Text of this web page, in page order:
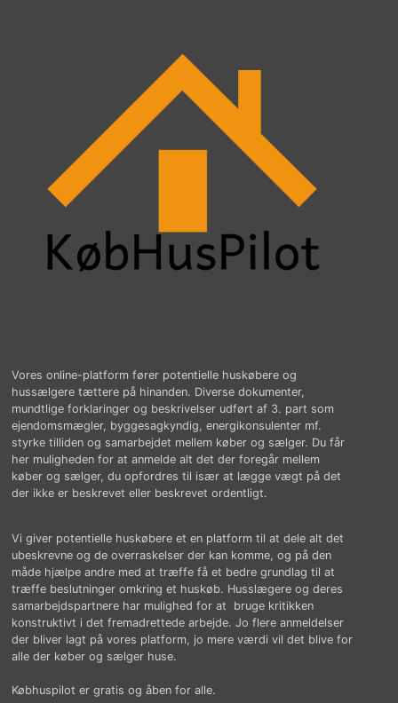
Vores online-platform fører potentielle huskøbere og
hussælgere tættere på hinanden. Diverse dokumenter,
mundtlige forklaringer og beskrivelser udført af 3. part som
ejendomsmægler, byggesagkyndig, energikonsulenter mf.
styrke tilliden og samarbejdet mellem køber og sælger. Du får
her muligheden for at anmelde alt det der foregår mellem
køber og sælger, du opfordres til især at lægge vægt på det
der ikke er beskrevet eller beskrevet ordentligt.
Vi giver potentielle huskøbere et en platform til at dele alt det
ubeskrevne og de overraskelser der kan komme, og på den
måde hjælpe andre med at træffe få et bedre grundlag til at
træffe beslutninger omkring et huskøb. Husslægere og deres
samarbejdspartnere har mulighed for at bruge kritikken
konstruktivt i det fremadrettede arbejde. Jo flere anmeldelser
der bliver lagt på vores platform, jo mere værdi vil det blive for
alle der køber og sælger huse.
Købhuspilot er gratis og åben for alle.